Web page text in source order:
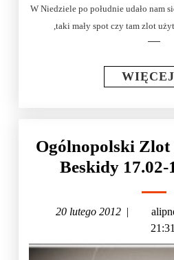
W Niedziele po południe udało nam się zorganizować po raz drugi
,taki mały spot czy tam zlot
Ogólnopolski Zlot
Beskidy 17.02-
20 lutego 2012 |
21:31